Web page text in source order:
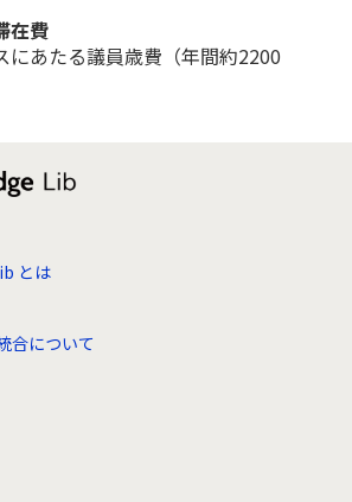
在費
にあたる議員歳費（年間約2200
とは
合について